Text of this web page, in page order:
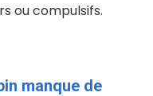
ou compulsifs.
manque de